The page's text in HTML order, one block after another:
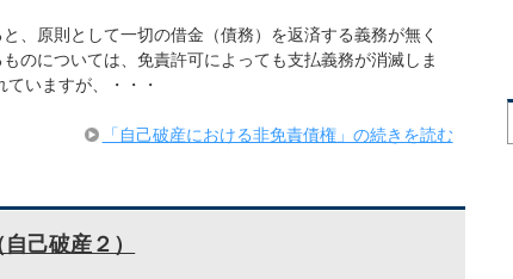
、原則として一切の借金（債務）を返済する義務が無く
のについては、免責許可によっても支払義務が消滅しま
いますが、・・・
「自己破産における非免責債権」の続きを読む
己破産２）